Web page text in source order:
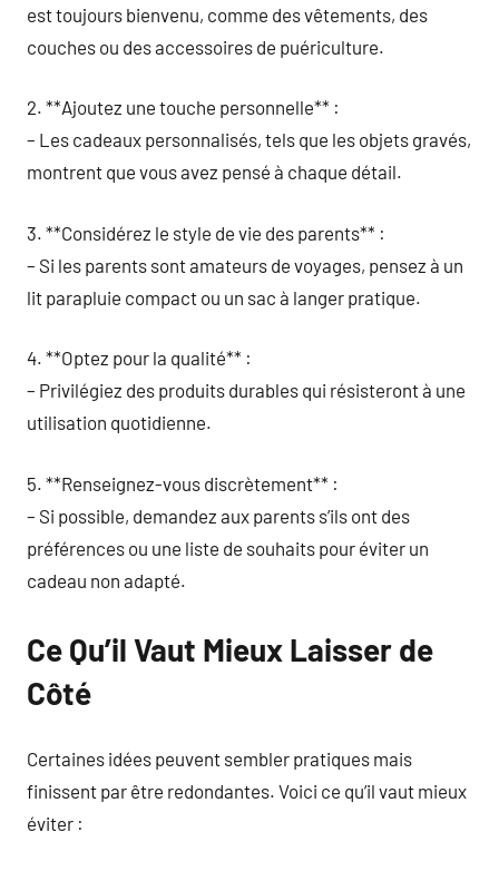
est toujours bienvenu, comme des vêtements, des
couches ou des accessoires de puériculture.
2. **Ajoutez une touche personnelle** :
– Les cadeaux personnalisés, tels que les objets gravés,
montrent que vous avez pensé à chaque détail.
3. **Considérez le style de vie des parents** :
– Si les parents sont amateurs de voyages, pensez à un
lit parapluie compact ou un sac à langer pratique.
4. **Optez pour la qualité** :
– Privilégiez des produits durables qui résisteront à une
utilisation quotidienne.
5. **Renseignez-vous discrètement** :
– Si possible, demandez aux parents s’ils ont des
préférences ou une liste de souhaits pour éviter un
cadeau non adapté.
Ce Qu’il Vaut Mieux Laisser de
Côté
Certaines idées peuvent sembler pratiques mais
finissent par être redondantes. Voici ce qu’il vaut mieux
éviter :